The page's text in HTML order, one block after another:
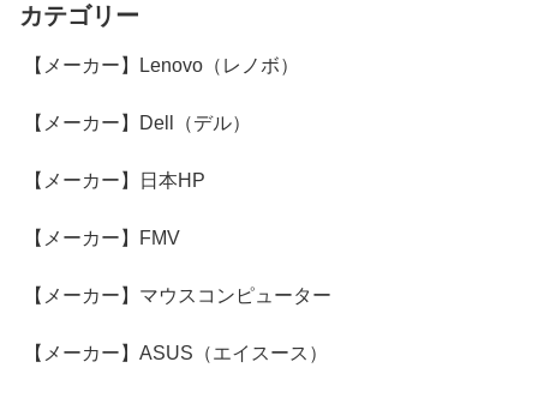
カテゴリー
【メーカー】Lenovo（レノボ）
【メーカー】Dell（デル）
【メーカー】日本HP
【メーカー】FMV
【メーカー】マウスコンピューター
【メーカー】ASUS（エイスース）